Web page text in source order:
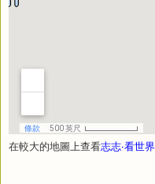
在較大的地圖上查看志志‧看世界